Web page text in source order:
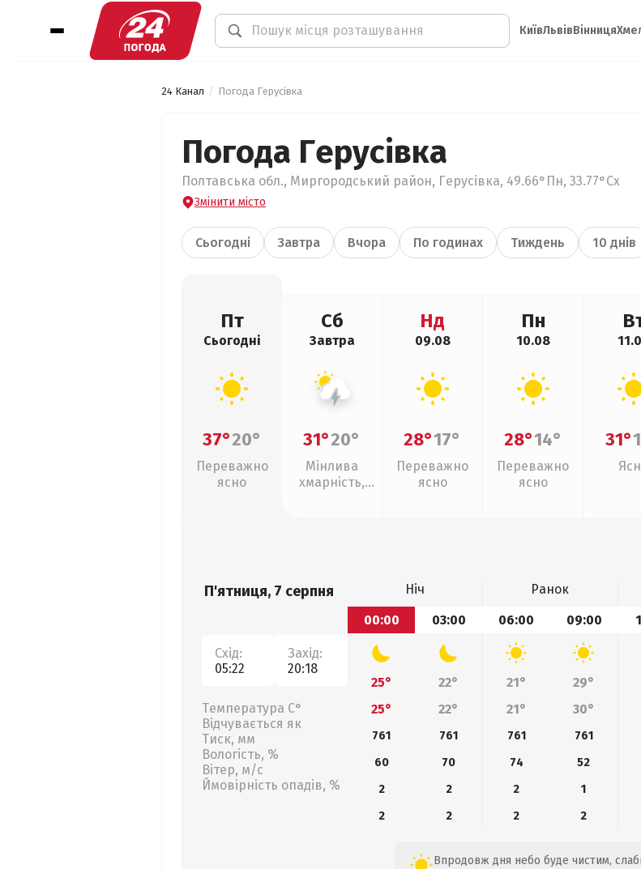
КиївЛьвівВінниця
24 Канал Погода Герусівка
Погода Герусівка
Полтавська обл., Миргородський район, Герусівка, 49.66°Пн, 33.77°Сх
Змінити місто
Сьогодні Завтра Вчора По годинах Тиждень 10 днів
Пт
Сьогодні
37°20°
Переважно
ясно
Сб
Завтра
31°20°
Мінлива
хмарність,
Нд
09.08
28°17°
Переважно
ясно
Пн
10.08
28°14°
Переважно
ясно
31°
П'ятниця, 7 серпня
Схід:
05:22
Захід:
20:18
Температура С°
Відчувається як
Тиск, мм
Вологість, %
Вітер, м/с
Ймовірність опадів, %
Ніч Ранок
00:00
03:00 06:00 09:00
25° 22° 21° 29°
25°
22° 21° 30°
761 761 761 761
60
70 74 52
2
2 2 1
2
2 2 2
Впродовж дня небо буде чистим,